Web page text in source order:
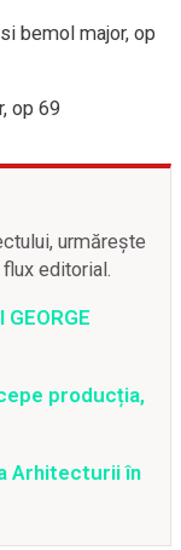
bemol major, op
op 69
urmărește
editorial.
producția,
Arhitecturii în